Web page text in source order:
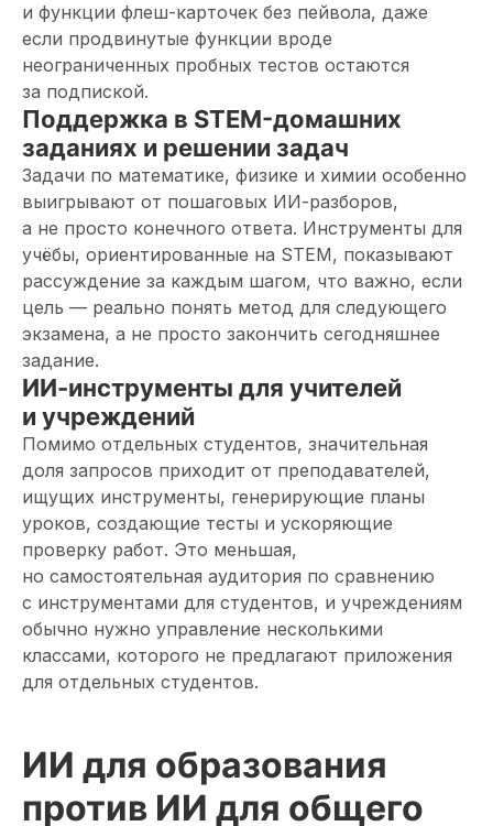
и функции флеш-карточек без пейвола, даже
если продвинутые функции вроде
неограниченных пробных тестов остаются
за подпиской.
Поддержка в STEM-домашних
заданиях и решении задач
Задачи по математике, физике и химии особенно
выигрывают от пошаговых ИИ-разборов,
а не просто конечного ответа. Инструменты для
учёбы, ориентированные на STEM, показывают
рассуждение за каждым шагом, что важно, если
цель — реально понять метод для следующего
экзамена, а не просто закончить сегодняшнее
задание.
ИИ-инструменты для учителей
и учреждений
Помимо отдельных студентов, значительная
доля запросов приходит от преподавателей,
ищущих инструменты, генерирующие планы
уроков, создающие тесты и ускоряющие
проверку работ. Это меньшая,
но самостоятельная аудитория по сравнению
с инструментами для студентов, и учреждениям
обычно нужно управление несколькими
классами, которого не предлагают приложения
для отдельных студентов.
ИИ для образования
против ИИ для общего